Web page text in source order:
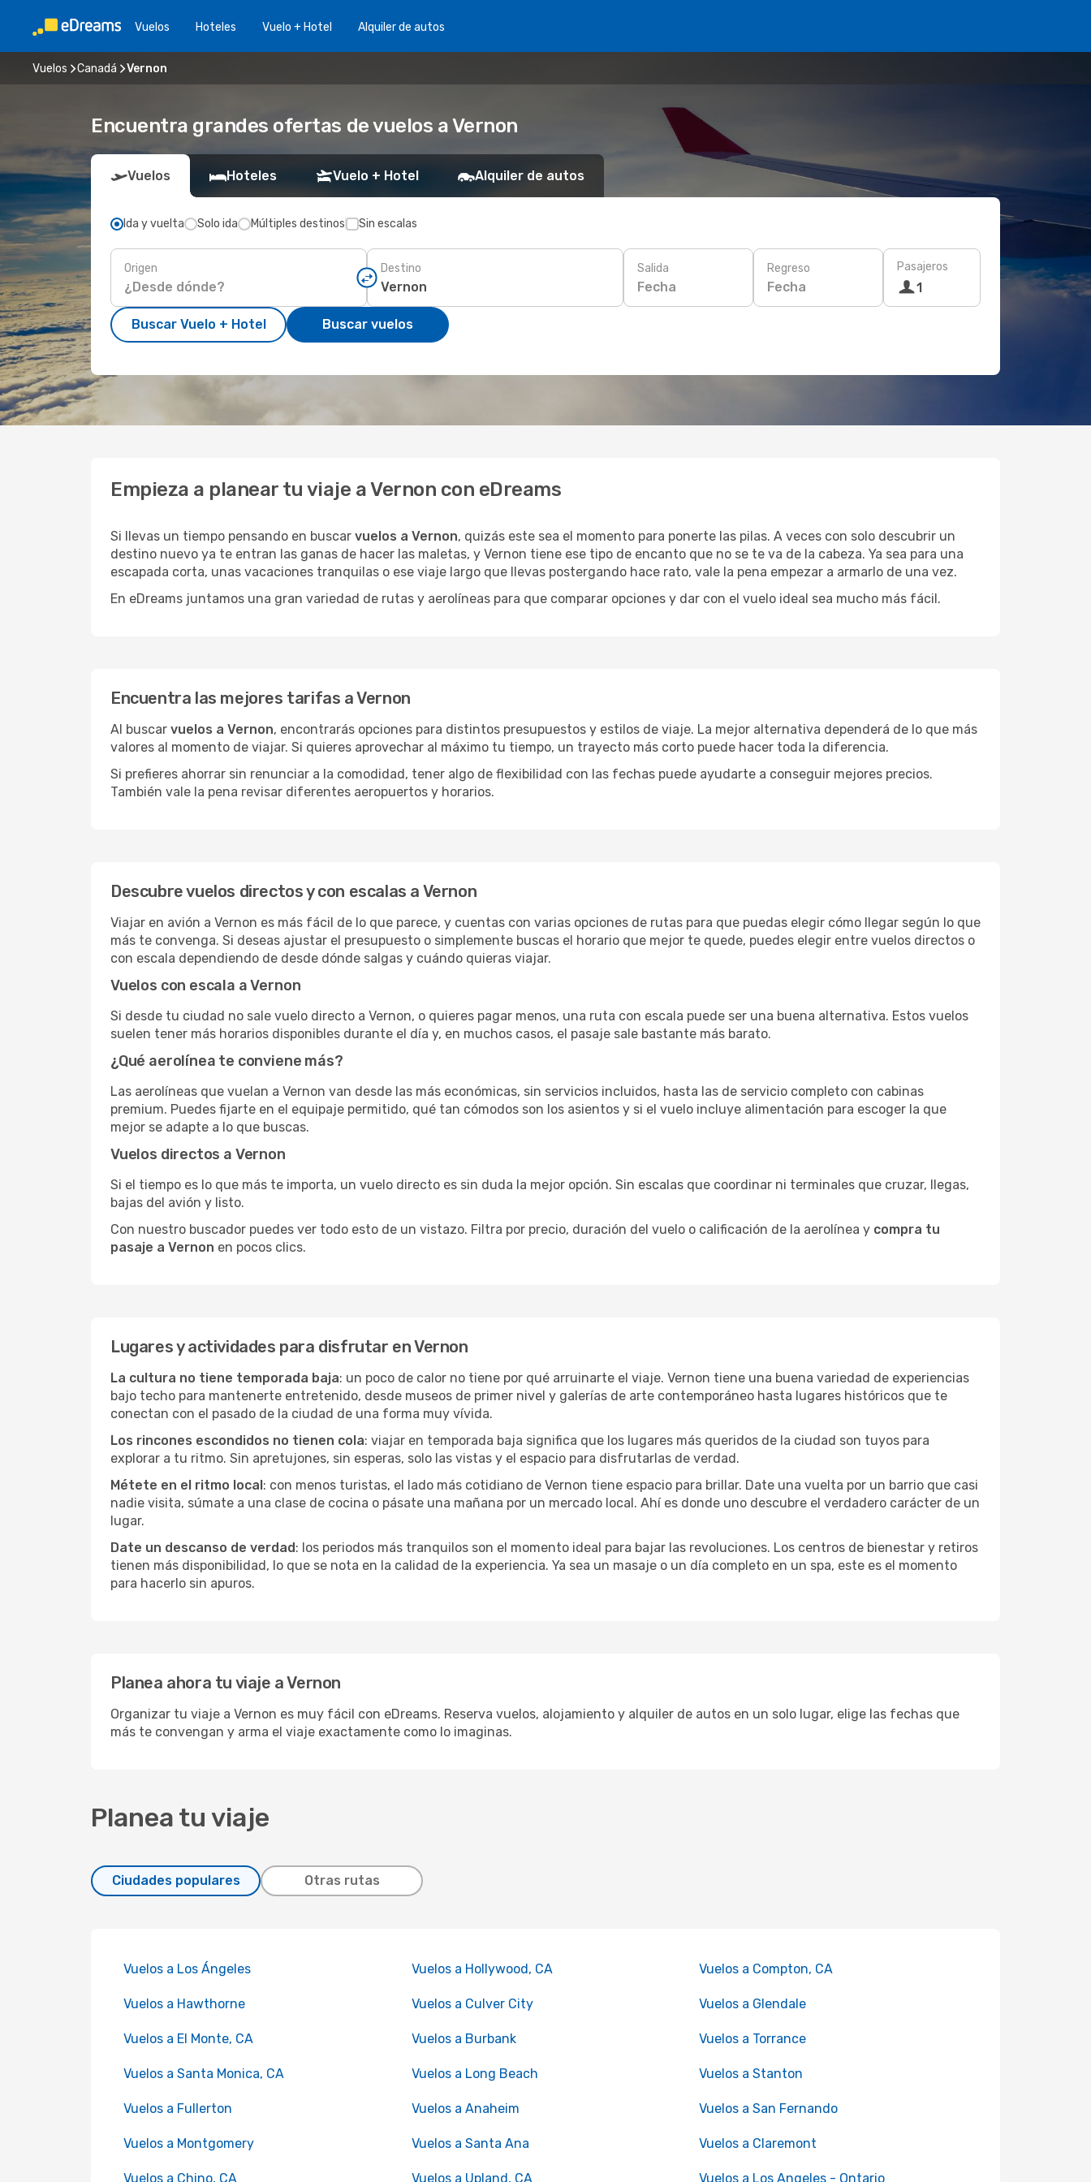
Vuelos Hoteles Vuelo + Hotel Alquiler de autos
Vuelos Canadá Vernon
Encuentra grandes ofertas de vuelos a Vernon
Vuelos Hoteles Vuelo + Hotel Alquiler de autos
Ida y vuelta Solo ida Múltiples destinos Sin escalas
Origen Destino Salida
Fecha
Regreso
Fecha
Pasajeros
1
Buscar Vuelo + Hotel Buscar vuelos
Empieza a planear tu viaje a Vernon con eDreams
Si llevas un tiempo pensando en buscar vuelos a Vernon, quizás este sea el momento para ponerte las pilas. A veces con solo descubrir un
destino nuevo ya te entran las ganas de hacer las maletas, y Vernon tiene ese tipo de encanto que no se te va de la cabeza. Ya sea para una
escapada corta, unas vacaciones tranquilas o ese viaje largo que llevas postergando hace rato, vale la pena empezar a armarlo de una vez.
En eDreams juntamos una gran variedad de rutas y aerolíneas para que comparar opciones y dar con el vuelo ideal sea mucho más fácil.
Encuentra las mejores tarifas a Vernon
Al buscar vuelos a Vernon, encontrarás opciones para distintos presupuestos y estilos de viaje. La mejor alternativa dependerá de lo que más
valores al momento de viajar. Si quieres aprovechar al máximo tu tiempo, un trayecto más corto puede hacer toda la diferencia.
Si prefieres ahorrar sin renunciar a la comodidad, tener algo de flexibilidad con las fechas puede ayudarte a conseguir mejores precios.
También vale la pena revisar diferentes aeropuertos y horarios.
Descubre vuelos directos y con escalas a Vernon
Viajar en avión a Vernon es más fácil de lo que parece, y cuentas con varias opciones de rutas para que puedas elegir cómo llegar según lo que
más te convenga. Si deseas ajustar el presupuesto o simplemente buscas el horario que mejor te quede, puedes elegir entre vuelos directos o
con escala dependiendo de desde dónde salgas y cuándo quieras viajar.
Vuelos con escala a Vernon
Si desde tu ciudad no sale vuelo directo a Vernon, o quieres pagar menos, una ruta con escala puede ser una buena alternativa. Estos vuelos
suelen tener más horarios disponibles durante el día y, en muchos casos, el pasaje sale bastante más barato.
¿Qué aerolínea te conviene más?
Las aerolíneas que vuelan a Vernon van desde las más económicas, sin servicios incluidos, hasta las de servicio completo con cabinas
premium. Puedes fijarte en el equipaje permitido, qué tan cómodos son los asientos y si el vuelo incluye alimentación para escoger la que
mejor se adapte a lo que buscas.
Vuelos directos a Vernon
Si el tiempo es lo que más te importa, un vuelo directo es sin duda la mejor opción. Sin escalas que coordinar ni terminales que cruzar, llegas,
bajas del avión y listo.
Con nuestro buscador puedes ver todo esto de un vistazo. Filtra por precio, duración del vuelo o calificación de la aerolínea y compra tu
pasaje a Vernon en pocos clics.
Lugares y actividades para disfrutar en Vernon
La cultura no tiene temporada baja: un poco de calor no tiene por qué arruinarte el viaje. Vernon tiene una buena variedad de experiencias
bajo techo para mantenerte entretenido, desde museos de primer nivel y galerías de arte contemporáneo hasta lugares históricos que te
conectan con el pasado de la ciudad de una forma muy vívida.
Los rincones escondidos no tienen cola: viajar en temporada baja significa que los lugares más queridos de la ciudad son tuyos para
explorar a tu ritmo. Sin apretujones, sin esperas, solo las vistas y el espacio para disfrutarlas de verdad.
Métete en el ritmo local: con menos turistas, el lado más cotidiano de Vernon tiene espacio para brillar. Date una vuelta por un barrio que casi
nadie visita, súmate a una clase de cocina o pásate una mañana por un mercado local. Ahí es donde uno descubre el verdadero carácter de un
lugar.
Date un descanso de verdad: los periodos más tranquilos son el momento ideal para bajar las revoluciones. Los centros de bienestar y retiros
tienen más disponibilidad, lo que se nota en la calidad de la experiencia. Ya sea un masaje o un día completo en un spa, este es el momento
para hacerlo sin apuros.
Planea ahora tu viaje a Vernon
Organizar tu viaje a Vernon es muy fácil con eDreams. Reserva vuelos, alojamiento y alquiler de autos en un solo lugar, elige las fechas que
más te convengan y arma el viaje exactamente como lo imaginas.
Planea tu viaje
Ciudades populares Otras rutas
Vuelos a Los Ángeles Vuelos a Hollywood, CA Vuelos a Compton, CA
Vuelos a Hawthorne Vuelos a Culver City Vuelos a Glendale
Vuelos a El Monte, CA Vuelos a Burbank Vuelos a Torrance
Vuelos a Santa Monica, CA Vuelos a Long Beach Vuelos a Stanton
Vuelos a Fullerton Vuelos a Anaheim Vuelos a San Fernando
Vuelos a Montgomery Vuelos a Santa Ana Vuelos a Claremont
Vuelos a Chino, CA Vuelos a Upland, CA Vuelos a Los Angeles - Ontario